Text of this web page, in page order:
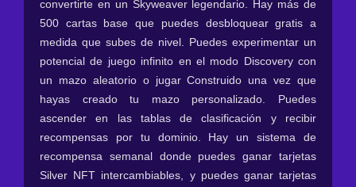
convertirte en un Skyweaver legendario. Hay más de
500 cartas base que puedes desbloquear gratis a
medida que subes de nivel. Puedes experimentar un
potencial de juego infinito en el modo Discovery con
un mazo aleatorio o jugar Construido una vez que
hayas creado tu mazo personalizado. Puedes
ascender en las tablas de clasificación y recibir
recompensas por tu dominio. Hay un sistema de
recompensa semanal donde puedes ganar tarjetas
Silver NFT intercambiables, y puedes ganar tarjetas